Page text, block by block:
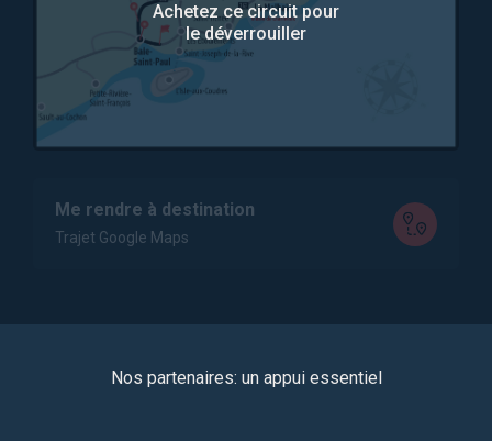
Achetez ce circuit pour
le déverrouiller
Me rendre à destination
Trajet Google Maps
Nos partenaires: un appui essentiel